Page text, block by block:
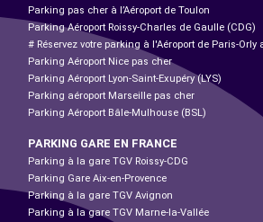
Parking pas cher à l’Aéroport de Toulon
Parking Aéroport Roissy-Charles de Gaulle (CDG)
# Réservez votre parking à l'Aéroport de Paris-
Parking Aéroport Nice pas cher
Parking Aéroport Lyon-Saint-Exupéry (LYS)
Parking aéroport Marseille pas cher
Parking Aéroport Bâle-Mulhouse (BSL)
PARKING GARE EN FRANCE
Parking à la gare TGV Roissy-CDG
Parking Gare Aix-en-Provence
Parking à la gare TGV Avignon
Parking à la gare TGV Marne-la-Vallée